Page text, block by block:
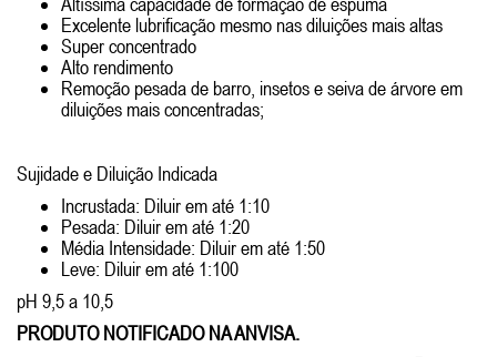
Excelente lubrificação mesmo nas diluições mais altas
Super concentrado
Alto rendimento
Remoção pesada de barro, insetos e seiva de árvore em
diluições mais concentradas;
Sujidade e Diluição Indicada
Incrustada: Diluir em até 1:10
Pesada: Diluir em até 1:20
Média Intensidade: Diluir em até 1:50
Leve: Diluir em até 1:100
pH 9,5 a 10,5
PRODUTO NOTIFICADO NA ANVISA.